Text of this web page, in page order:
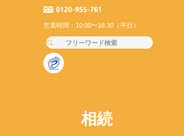
営業時間：10:00〜16:30（平日）
相続